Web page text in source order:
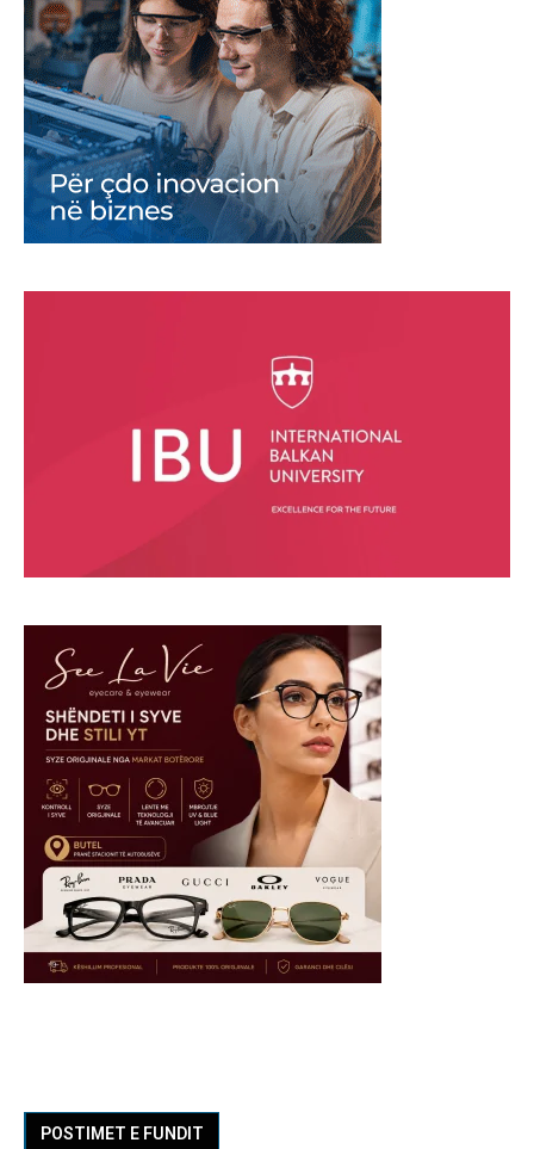
POSTIMET E FUNDIT